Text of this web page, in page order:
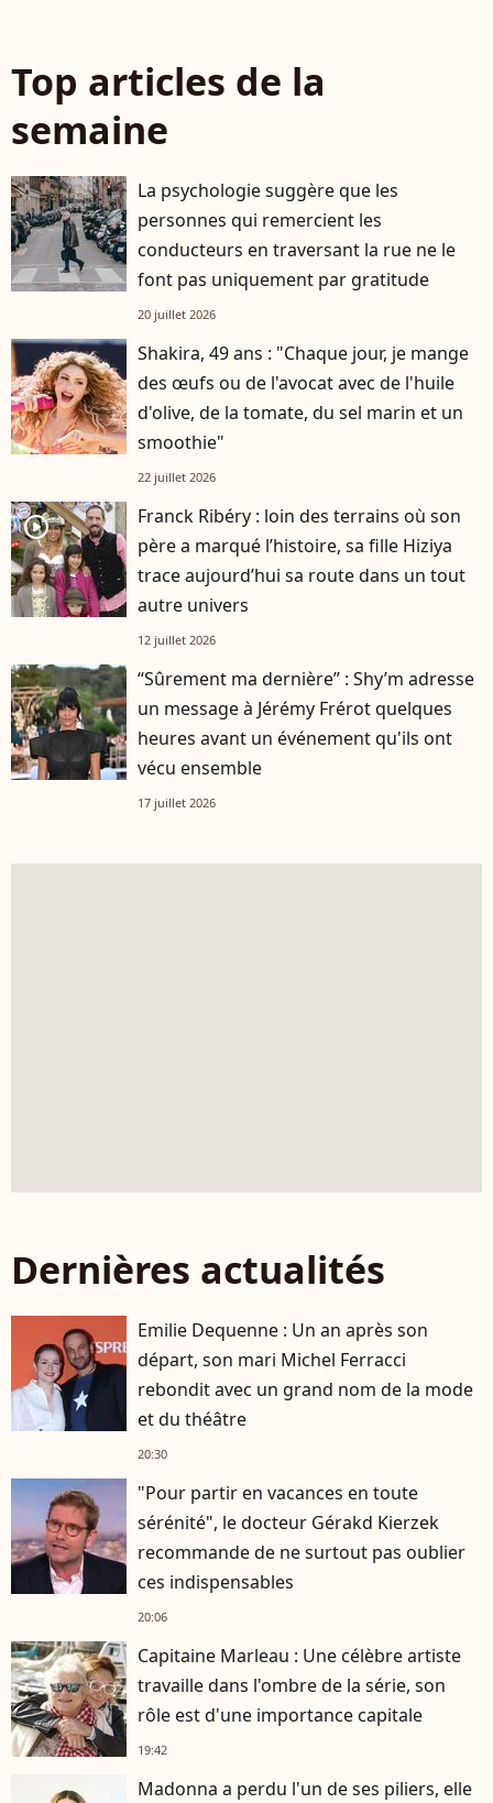
Top articles de la
semaine
La psychologie suggère que les
personnes qui remercient les
conducteurs en traversant la rue ne le
font pas uniquement par gratitude
20 juillet 2026
Shakira, 49 ans : "Chaque jour, je mange
des œufs ou de l'avocat avec de l'huile
d'olive, de la tomate, du sel marin et un
smoothie"
22 juillet 2026
player2
Franck Ribéry : loin des terrains où son
père a marqué l’histoire, sa fille Hiziya
trace aujourd’hui sa route dans un tout
autre univers
12 juillet 2026
“Sûrement ma dernière” : Shy’m adresse
un message à Jérémy Frérot quelques
heures avant un événement qu'ils ont
vécu ensemble
17 juillet 2026
Dernières actualités
Emilie Dequenne : Un an après son
départ, son mari Michel Ferracci
rebondit avec un grand nom de la mode
et du théâtre
20:30
"Pour partir en vacances en toute
sérénité", le docteur Gérakd Kierzek
recommande de ne surtout pas oublier
ces indispensables
20:06
Capitaine Marleau : Une célèbre artiste
travaille dans l'ombre de la série, son
rôle est d'une importance capitale
19:42
Madonna a perdu l'un de ses piliers, elle